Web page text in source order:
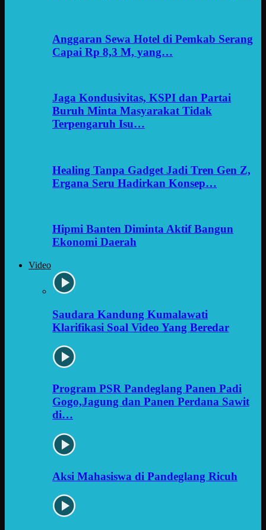
Anggaran Sewa Hotel di Pemkab Serang
Capai Rp 8,3 M, yang…
Jaga Kondusivitas, KSPI dan Partai
Buruh Minta Masyarakat Tidak
Terpengaruh Isu…
Healing Tanpa Gadget Jadi Tren Gen Z,
Ergana Seru Hadirkan Konsep…
Hipmi Banten Diminta Aktif Bangun
Ekonomi Daerah
Video
Saudara Kandung Kumalawati
Klarifikasi Soal Video Yang Beredar
Program PSR Pandeglang Panen Padi
Gogo,Jagung dan Panen Perdana Sawit
di…
Aksi Mahasiswa di Pandeglang Ricuh